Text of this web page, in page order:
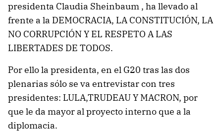
presidenta Claudia Sheinbaum , ha llevado al
frente a la DEMOCRACIA, LA CONSTITUCIÓN, LA
NO CORRUPCIÓN Y EL RESPETO A LAS
LIBERTADES DE TODOS.
Por ello la presidenta, en el G20 tras las dos
plenarias sólo se va entrevistar con tres
presidentes: LULA,TRUDEAU Y MACRON, por
que le da mayor al proyecto interno que a la
diplomacia.